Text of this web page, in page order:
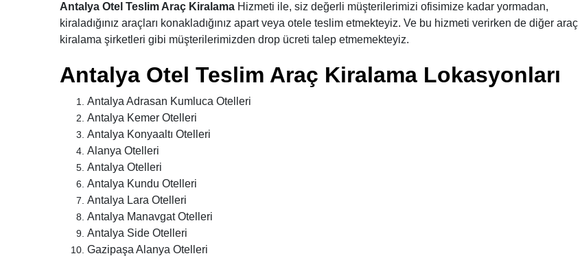
Antalya Otel Teslim Araç Kiralama Hizmeti ile, siz değerli müşterilerimizi ofisimize kadar yormadan,
kiraladığınız araçları konakladığınız apart veya otele teslim etmekteyiz. Ve bu hizmeti verirken de diğer araç
kiralama şirketleri gibi müşterilerimizden drop ücreti talep etmemekteyiz.
Antalya Otel Teslim Araç Kiralama Lokasyonları
Antalya Adrasan Kumluca Otelleri
Antalya Kemer Otelleri
Antalya Konyaaltı Otelleri
Alanya Otelleri
Antalya Otelleri
Antalya Kundu Otelleri
Antalya Lara Otelleri
Antalya Manavgat Otelleri
Antalya Side Otelleri
Gazipaşa Alanya Otelleri